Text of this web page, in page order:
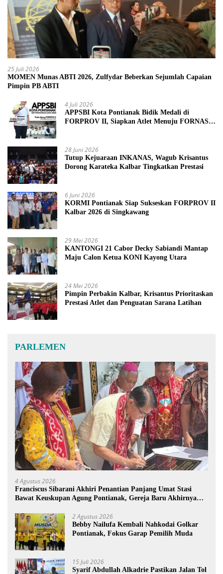
25 Juli 2026
MOMEN Munas ABTI 2026, Zulfydar Beberkan Sejumlah Capaian
Pimpin PB ABTI
4 Juli 2026
APPSBI Kota Pontianak Bidik Medali di
FORPROV II, Siapkan Atlet Menuju FORNAS
28 Juni 2026
Tutup Kejuaraan INKANAS, Wagub Krisantus
Dorong Karateka Kalbar Tingkatkan Prestasi
6 Juni 2026
KORMI Pontianak Siap Sukseskan FORPROV II
Kalbar 2026 di Singkawang
29 Mei 2026
KANTONGI 21 Cabor Decky Sabiandi Mantap
Maju Calon Ketua KONI Kayong Utara
24 Mei 2026
Pimpin Perbakin Kalbar, Krisantus Prioritaskan
Prestasi Atlet dan Penguatan Sarana Latihan
PARLEMEN
4 Agustus 2026
Franciscus Sibarani Akhiri Penantian Panjang Umat Stasi
Bawat Keuskupan Agung Pontianak, Gereja Baru Akhirnya
2 Agustus 2026
Bebby Nailufa Kembali Nahkodai Golkar
Pontianak, Fokus Garap Pemilih Muda
15 Juli 2026
Syarif Abdullah Alkadrie Pastikan Jalan Tol